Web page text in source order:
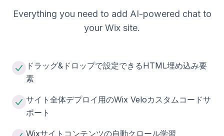
Everything you need to add AI-powered chat to
your Wix site.
ドラッグ&ドロップで設定できるHTML埋め込み要
素
サイト全体デプロイ用のWix Veloカスタムコードサ
ポート
Wixサイトコンテンツの自動クロール学習